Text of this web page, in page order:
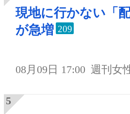
現地に行かない「配
が急増 209
08月09日 17:00 週刊女